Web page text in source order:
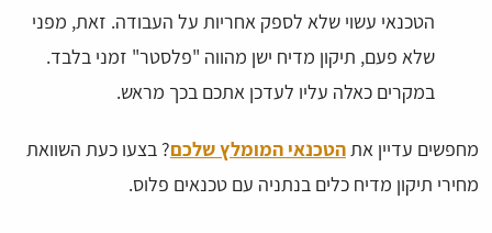
הטכנאי עשוי שלא לספק אחריות על העבודה. זאת, מפני
שלא פעם, תיקון מדיח ישן מהווה "פלסטר" זמני בלבד.
במקרים כאלה עליו לעדכן אתכם בכך מראש.
מחפשים עדיין אתהטכנאי המומלץ שלכם? בצעו כעת השוואת
מחירי תיקון מדיח כלים בנתניה עם טכנאים פלוס.